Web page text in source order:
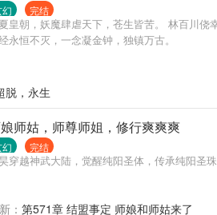
完结
皇朝，妖魔肆虐天下，苍生皆苦。 林百川
永恒不灭，一念凝金钟，独镇万古。
脱，永生
师姑，师尊师姐，修行爽爽爽
完结
穿越神武大陆，觉醒纯阳圣体，传承纯阳圣
： 第571章 结盟事定 师娘和师姑来了